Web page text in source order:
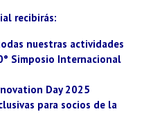
recibirás:
nuestras actividades
Simposio Internacional
Day 2025
para socios de la